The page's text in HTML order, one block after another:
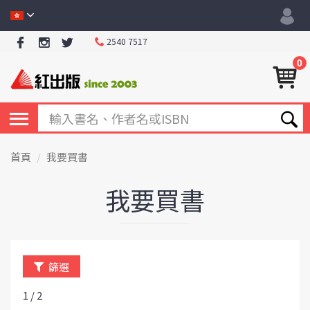
2540 7517
0
首頁 我要買書
我要買書
篩選
1 / 2